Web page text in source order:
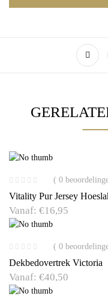
( 0
Vitality Pur Jersey
Vanaf: €16,95
( 0
Dekbedovertrek Victoria
Vanaf: €40,50